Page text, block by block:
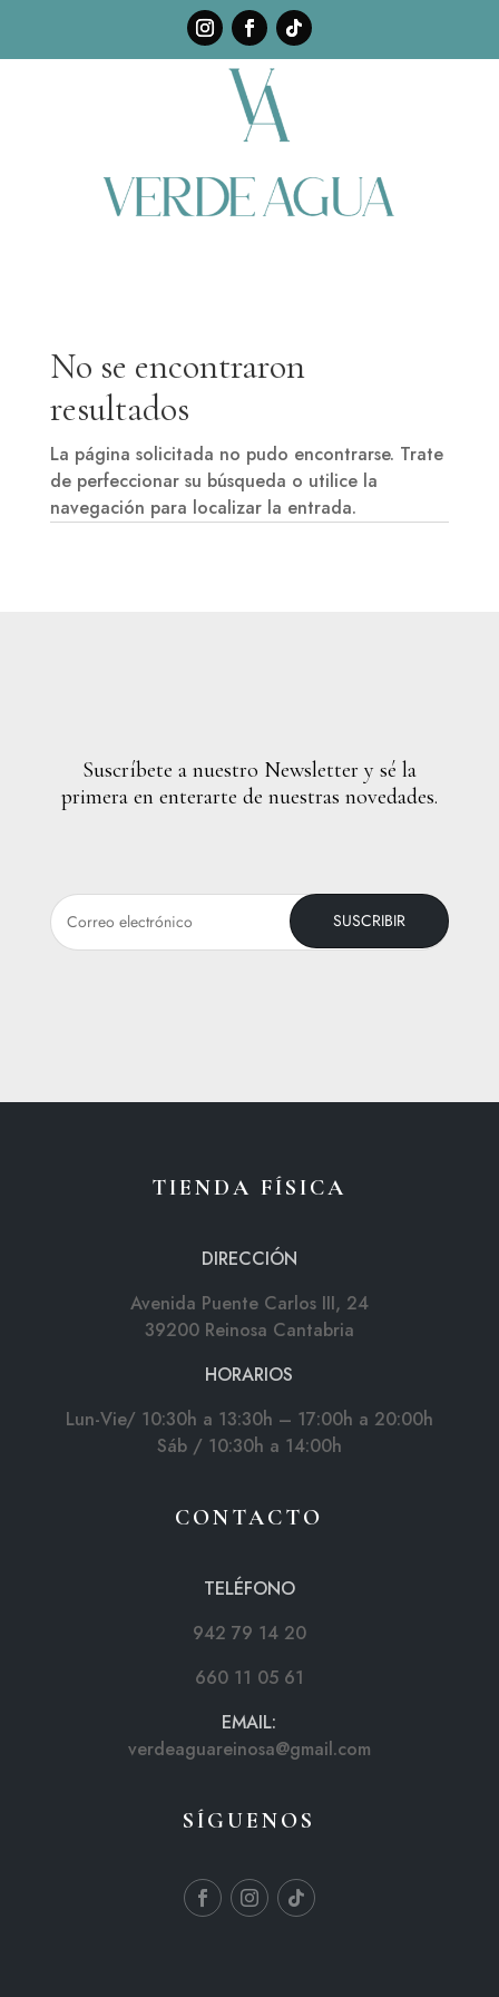
No se encontraron
resultados
La página solicitada no pudo encontrarse. Trate
de perfeccionar su búsqueda o utilice la
navegación para localizar la entrada.
Suscríbete a nuestro Newsletter y sé la
primera en enterarte de nuestras novedades.
SUSCRIBIR
TIENDA FÍSICA
DIRECCIÓN
Avenida Puente Carlos III, 24
39200 Reinosa Cantabria
HORARIOS
Lun-Vie/ 10:30h a 13:30h – 17:00h a 20:00h
Sáb / 10:30h a 14:00h
CONTACTO
TELÉFONO
942 79 14 20
660 11 05 61
EMAIL:
verdeaguareinosa@gmail.com
SÍGUENOS